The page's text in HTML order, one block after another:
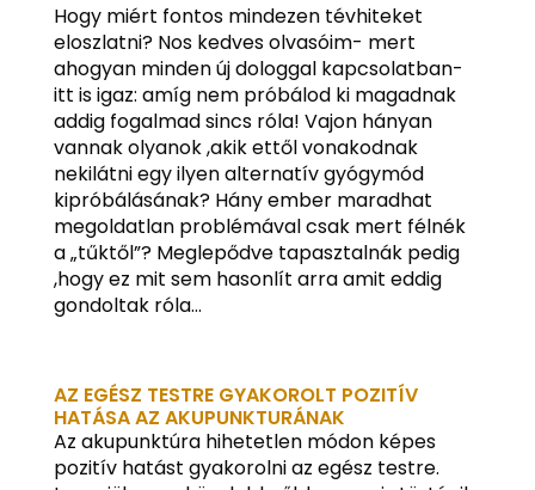
Hogy miért fontos mindezen tévhiteket
eloszlatni? Nos kedves olvasóim- mert
ahogyan minden új dologgal kapcsolatban-
itt is igaz: amíg nem próbálod ki magadnak
addig fogalmad sincs róla! Vajon hányan
vannak olyanok ,akik ettől vonakodnak
nekilátni egy ilyen alternatív gyógymód
kipróbálásának? Hány ember maradhat
megoldatlan problémával csak mert félnék
a „tűktől”? Meglepődve tapasztalnák pedig
,hogy ez mit sem hasonlít arra amit eddig
gondoltak róla…
AZ EGÉSZ TESTRE GYAKOROLT POZITÍV
HATÁSA AZ AKUPUNKTURÁNAK
Az akupunktúra hihetetlen módon képes
pozitív hatást gyakorolni az egész testre.